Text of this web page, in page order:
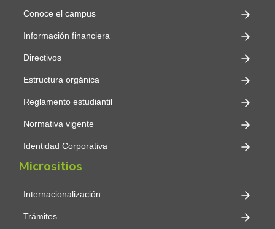
Conoce el campus
Información financiera
Directivos
Estructura orgánica
Reglamento estudiantil
Normativa vigente
Identidad Corporativa
Micrositios
Internacionalización
Trámites